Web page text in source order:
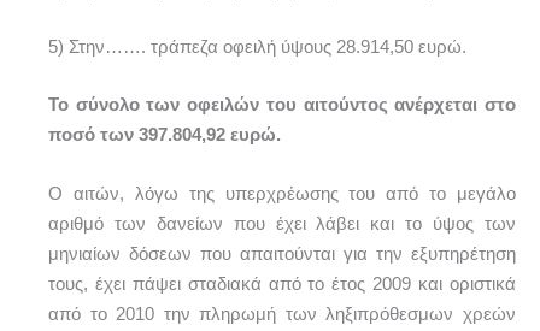
5) Στην……. τράπεζα οφειλή ύψους 28.914,50 ευρώ.
Το σύνολο των οφειλών του αιτούντος ανέρχεται στο
ποσό των 397.804,92 ευρώ.
Ο αιτών, λόγω της υπερχρέωσης του από το μεγάλο
αριθμό των δανείων που έχει λάβει και το ύψος των
μηνιαίων δόσεων που απαιτούνται για την εξυπηρέτηση
τους, έχει πάψει σταδιακά από το έτος 2009 και οριστικά
από το 2010 την πληρωμή των ληξιπρόθεσμων χρεών